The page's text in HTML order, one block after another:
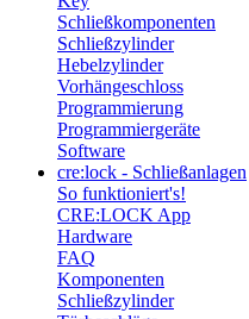
Schließkomponenten
Schließzylinder
Hebelzylinder
Vorhängeschloss
Programmierung
Programmiergeräte
Software
cre:lock - Schließanlagen
So funktioniert's!
CRE:LOCK App
Hardware
FAQ
Komponenten
Schließzylinder